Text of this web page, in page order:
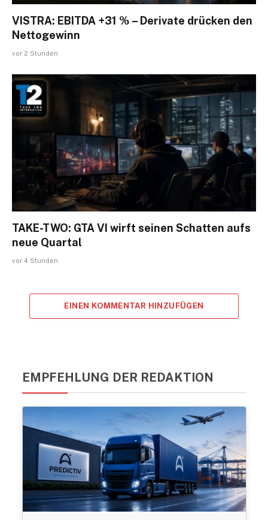
VISTRA: EBITDA +31 % – Derivate drücken den
Nettogewinn
vor 2 Stunden
TAKE-TWO: GTA VI wirft seinen Schatten aufs
neue Quartal
vor 4 Stunden
EINEN KOMMENTAR HINZUFÜGEN
EMPFEHLUNG DER REDAKTION